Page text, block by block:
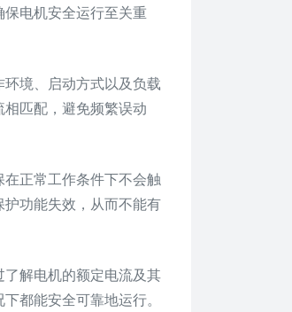
电机安全运行至关重
境、启动方式以及负载
匹配，避免频繁误动
正常工作条件下不会触
功能失效，从而不能有
解电机的额定电流及其
都能安全可靠地运行。